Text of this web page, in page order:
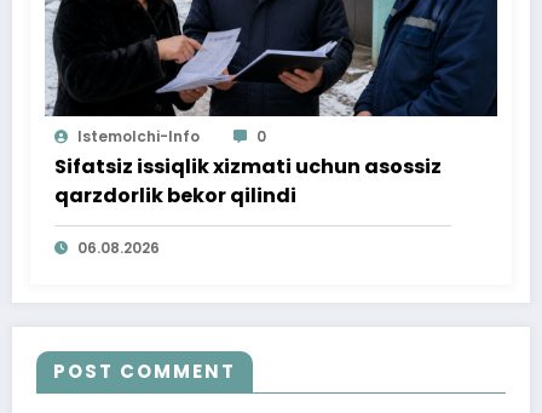
Istemolchi-Info 0
Sifatsiz issiqlik xizmati uchun asossiz
qarzdorlik bekor qilindi
06.08.2026
POST COMMENT